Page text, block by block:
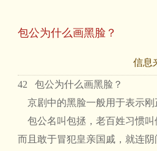
包公为什么画黑脸？
信息
42 包公为什么画黑脸？
京剧中的黑脸一般用于表示刚
包公名叫包拯，老百姓习惯叫
而且敢于冒犯皇亲国戚，就连